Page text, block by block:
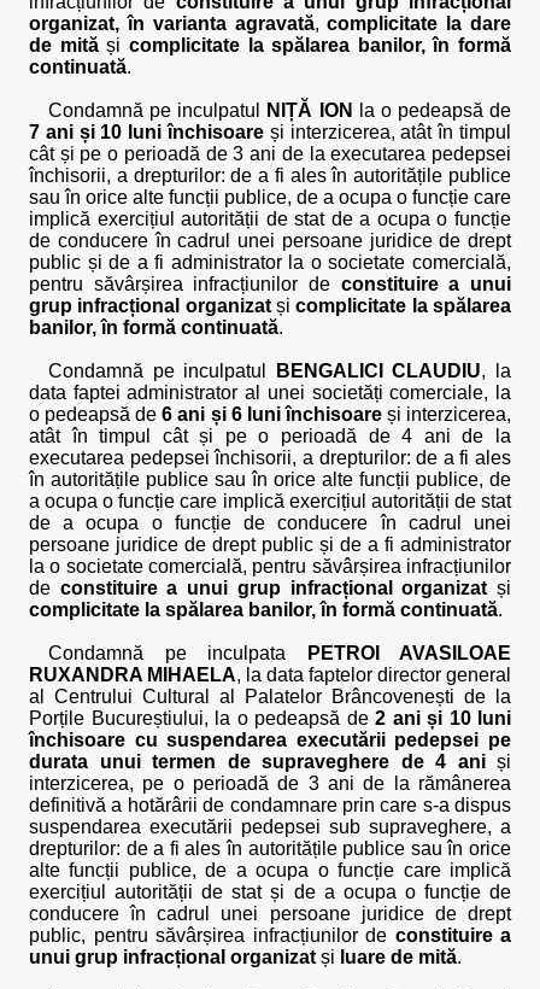
organizat, în varianta agravată,complicitate la dare
de mităși complicitate la spălarea banilor, în formă
continuată.
Condamnă pe inculpatul NIȚĂ ION
la o pedeapsă de
7 ani și 10 luni închisoare și interzicerea, atât în timpul
cât și pe o perioadă de 3 ani de la executarea pedepsei
închisorii, a drepturilor: de a fi ales în autoritățile publice
sau în orice alte funcții publice, de a ocupa o funcție care
implică exercițiul autorității de stat de a ocupa o funcție
de conducere în cadrul unei persoane juridice de drept
public și de a fi administrator la o societate comercială,
pentru săvârșirea infracțiunilor de constituire a unui
grup infracțional organizatșicomplicitate la spălarea
banilor, în formă continuată.
Condamnă pe inculpatul BENGALICI CLAUDIU, la
data faptei administrator al unei societăți comerciale, la
o pedeapsă de6 ani și 6 luni închisoareși interzicerea,
atât în timpul cât și pe o perioadă de 4 ani de la
executarea pedepsei închisorii, a drepturilor: de a fi ales
în autoritățile publice sau în orice alte funcții publice, de
a ocupa o funcție care implică exercițiul autorității de stat
de a ocupa o funcție de conducere în cadrul unei
persoane juridice de drept public și de a fi administrator
la o societate comercială, pentru săvârșirea infracțiunilor
de constituire a unui grup infracțional organizat și
complicitate la spălarea banilor, în formă continuată.
Condamnă pe inculpata
PETROI AVASILOAE
RUXANDRA MIHAELA, la data faptelor director general
al Centrului Cultural al Palatelor Brâncovenești de la
Porțile Bucureștiului, la o pedeapsă de 2 ani și 10 luni
închisoare cu suspendarea executării pedepsei pe
durata unui termen de supraveghere de 4 aniși
interzicerea, pe o perioadă de 3 ani de la rămânerea
definitivă a hotărârii de condamnare prin care s-a dispus
suspendarea executării pedepsei sub supraveghere, a
drepturilor: de a fi ales în autoritățile publice sau în orice
alte funcții publice, de a ocupa o funcție care implică
exercițiul autorității de stat și de a ocupa o funcție de
conducere în cadrul unei persoane juridice de drept
public, pentru săvârșirea infracțiunilor de constituire a
unui grup infracțional organizat și luare de mită.